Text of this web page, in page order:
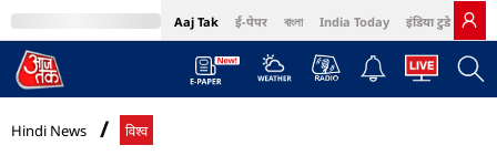
Aaj Tak ई-पेपर বাংলা India Today इंडिया टुडे हिंदी
MumbaiTak Cosmopolitan Harper's Bazaar Northeast
Hindi News विश्व